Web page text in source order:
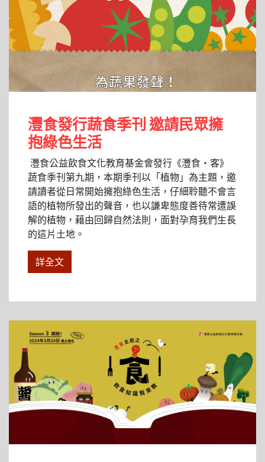
灃食發行蔬食季刊 邀請民眾擁
抱綠色生活
灃食公益飲食文化教育基金會發行《灃食‧客》
蔬食季刊第九期，本期季刊以「植物」為主題，邀
請讀者從日常開始擁抱綠色生活，仔細聆聽不會言
語的植物所發出的聲音，也以謙卑態度善待常遭誤
解的植物，藉由回歸自然法則，面對孕育我們生長
的這片土地。
詳全文